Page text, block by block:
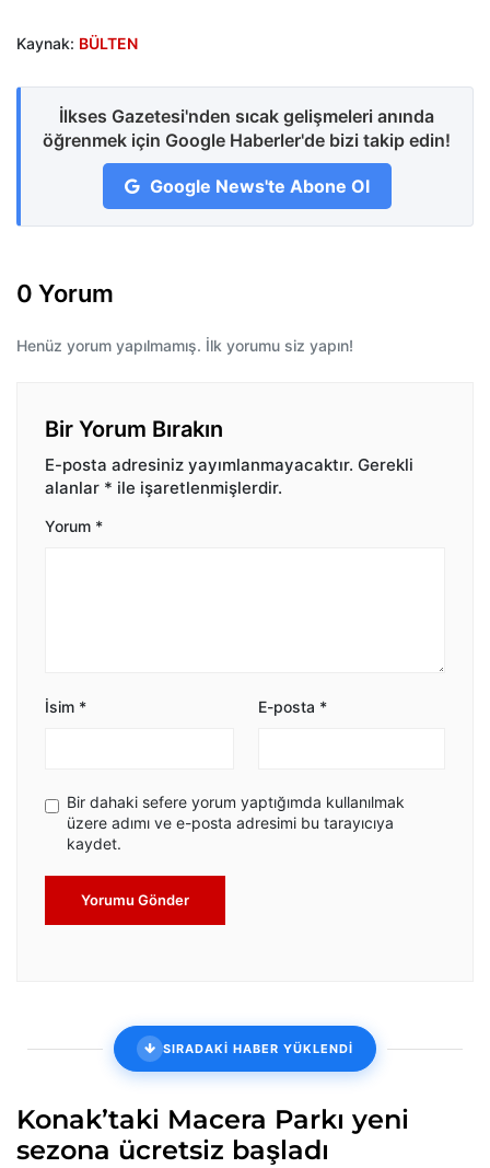
Kaynak: BÜLTEN
İlkses Gazetesi'nden sıcak gelişmeleri anında
öğrenmek için Google Haberler'de bizi takip edin!
Google News'te Abone Ol
0 Yorum
Henüz yorum yapılmamış. İlk yorumu siz yapın!
Bir Yorum Bırakın
E-posta adresiniz yayımlanmayacaktır. Gerekli
alanlar * ile işaretlenmişlerdir.
Yorum *
İsim * E-posta *
Bir dahaki sefere yorum yaptığımda kullanılmak
üzere adımı ve e-posta adresimi bu tarayıcıya
kaydet.
Yorumu Gönder
SIRADAKİ HABER YÜKLENDİ
Konak’taki Macera Parkı yeni
sezona ücretsiz başladı